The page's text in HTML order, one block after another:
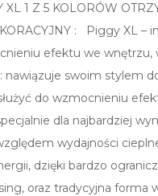
1 Z 5 KOLORÓW
: Piggy XL –
efektu we
swoim stylem
do wzmocnieniu
dla najbardziej
wydajności
dzięki bardzo
oraz tradycyjna